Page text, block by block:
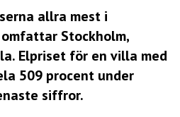
allra mest i
Stockholm,
Elpriset för en villa med
509 procent under
siffror.